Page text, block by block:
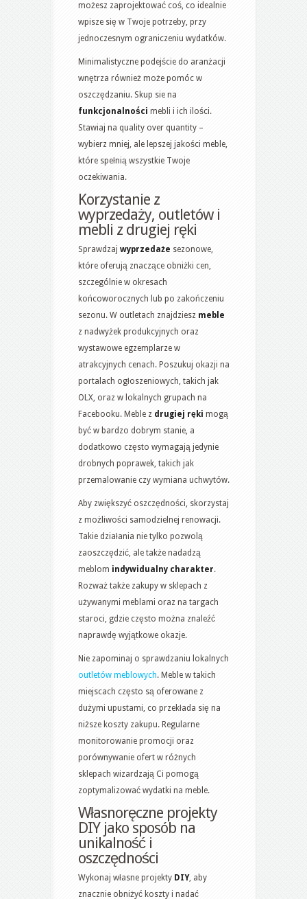
możesz zaprojektować coś, co idealnie
wpisze się w Twoje potrzeby, przy
jednoczesnym ograniczeniu wydatków.
Minimalistyczne podejście do aranżacji
wnętrza również może pomóc w
oszczędzaniu. Skup sie na
funkcjonalności mebli i ich ilości.
Stawiaj na quality over quantity –
wybierz mniej, ale lepszej jakości meble,
które spełnią wszystkie Twoje
oczekiwania.
Korzystanie z
wyprzedaży, outletów i
mebli z drugiej ręki
Sprawdzaj wyprzedaże sezonowe,
które oferują znaczące obniżki cen,
szczególnie w okresach
końcoworocznych lub po zakończeniu
sezonu. W outletach znajdziesz meble
z nadwyżek produkcyjnych oraz
wystawowe egzemplarze w
atrakcyjnych cenach. Poszukuj okazji na
portalach ogłoszeniowych, takich jak
OLX, oraz w lokalnych grupach na
Facebooku. Meble z drugiej ręki mogą
być w bardzo dobrym stanie, a
dodatkowo często wymagają jedynie
drobnych poprawek, takich jak
przemalowanie czy wymiana uchwytów.
Aby zwiększyć oszczędności, skorzystaj
z możliwości samodzielnej renowacji.
Takie działania nie tylko pozwolą
zaoszczędzić, ale także nadadzą
meblom indywidualny charakter.
Rozważ także zakupy w sklepach z
używanymi meblami oraz na targach
staroci, gdzie często można znaleźć
naprawdę wyjątkowe okazje.
Nie zapominaj o sprawdzaniu lokalnych
outletów meblowych. Meble w takich
miejscach często są oferowane z
dużymi upustami, co przekłada się na
niższe koszty zakupu. Regularne
monitorowanie promocji oraz
porównywanie ofert w różnych
sklepach wizardzają Ci pomogą
zoptymalizować wydatki na meble.
Własnoręczne projekty
DIY jako sposób na
unikalność i
oszczędności
Wykonaj własne projekty DIY, aby
znacznie obniżyć koszty i nadać